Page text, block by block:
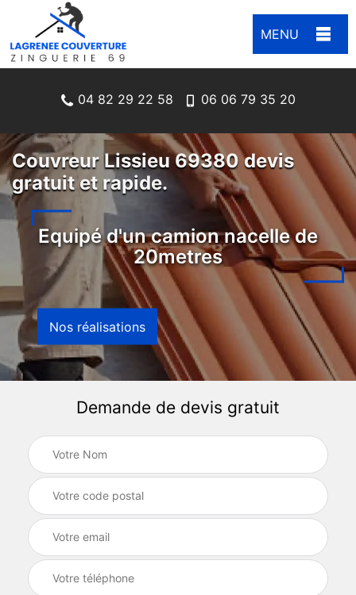
MENU
04 82 29 22 58 06 06 79 35 20
Couvreur Lissieu 69380 devis
gratuit et rapide.
Equipé d'un camion nacelle de
20metres
Nos réalisations
Demande de devis gratuit